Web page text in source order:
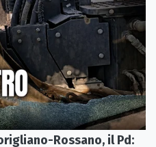
Rossano, il Pd: